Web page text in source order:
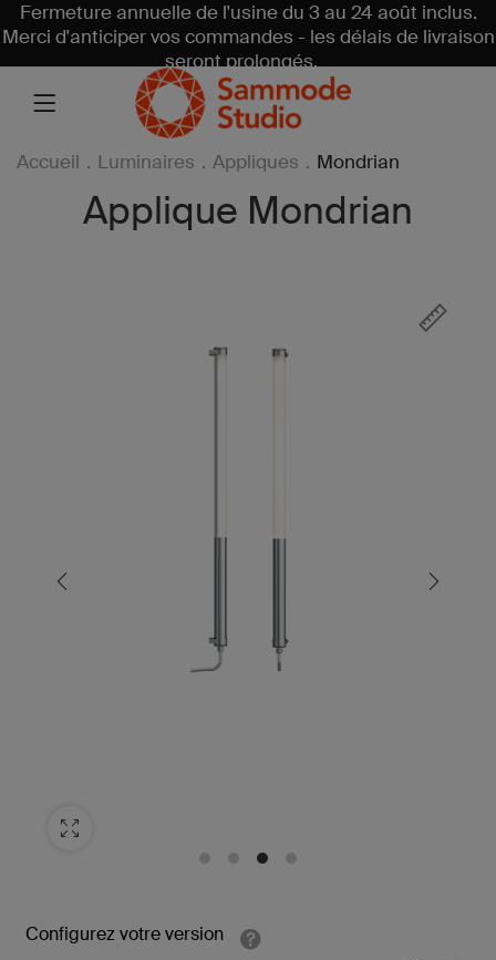
Fermeture annuelle de l'usine du 3 au 24 août inclus.
Merci d'anticiper vos commandes - les délais de livraison
seront prolongés.
Accueil . Luminaires . Appliques . Mondrian
Applique Mondrian
Configurez votre version